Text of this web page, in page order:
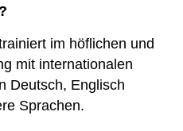
im höflichen und
mit internationalen
Deutsch, Englisch
Sprachen.